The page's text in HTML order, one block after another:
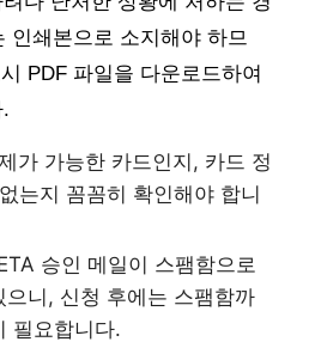
인쇄본으로 소지해야 하므
PDF 파일을 다운로드하여
가 가능한 카드인지, 카드 정
는지 꼼꼼히 확인해야 합니
승인 메일이 스팸함으로
으니, 신청 후에는 스팸함까
필요합니다.